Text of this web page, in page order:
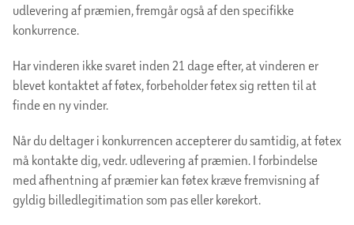
udlevering af præmien, fremgår også af den specifikke
konkurrence.
Har vinderen ikke svaret inden 21 dage efter, at vinderen er
blevet kontaktet af føtex, forbeholder føtex sig retten til at
finde en ny vinder.
Når du deltager i konkurrencen accepterer du samtidig, at føtex
må kontakte dig, vedr. udlevering af præmien. I forbindelse
med afhentning af præmier kan føtex kræve fremvisning af
gyldig billedlegitimation som pas eller kørekort.